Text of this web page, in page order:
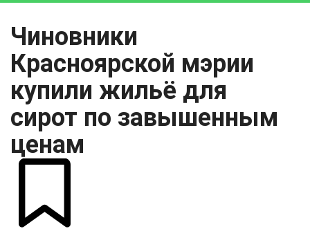
Чиновники
Красноярской мэрии
купили жильё для
сирот по завышенным
ценам